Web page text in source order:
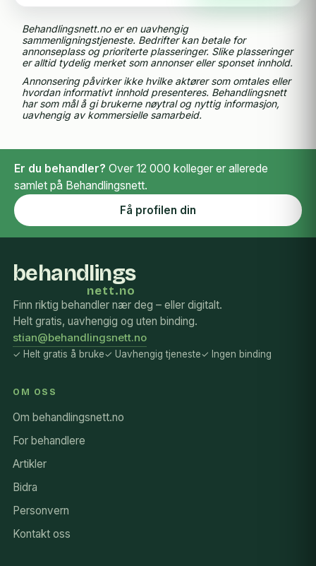
Behandlingsnett.no er en uavhengig
sammenligningstjeneste. Bedrifter kan betale for
annonseplass og prioriterte plasseringer. Slike plasseringer
er alltid tydelig merket som annonser eller sponset innhold.
Annonsering påvirker ikke hvilke aktører som omtales eller
hvordan informativt innhold presenteres. Behandlingsnett
har som mål å gi brukerne nøytral og nyttig informasjon,
uavhengig av kommersielle samarbeid.
Er du behandler? Over 12 000 kolleger er allerede
samlet på Behandlingsnett.
Få profilen din
behandlings
nett.no
Finn riktig behandler nær deg – eller digitalt.
Helt gratis, uavhengig og uten binding.
stian@behandlingsnett.no
✓ Helt gratis å bruke✓ Uavhengig tjeneste✓ Ingen binding
OM OSS
Om behandlingsnett.no
For behandlere
Artikler
Bidra
Personvern
Kontakt oss